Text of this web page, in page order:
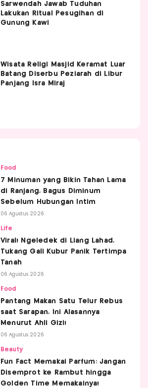
Sarwendah Jawab Tuduhan
Lakukan Ritual Pesugihan di
Gunung Kawi
Wisata Religi Masjid Keramat Luar
Batang Diserbu Peziarah di Libur
Panjang Isra Miraj
Food
7 Minuman yang Bikin Tahan Lama
di Ranjang, Bagus Diminum
Sebelum Hubungan Intim
06 Agustus 2026
Life
Viral! Ngeledek di Liang Lahad,
Tukang Gali Kubur Panik Tertimpa
Tanah
06 Agustus 2026
Food
Pantang Makan Satu Telur Rebus
saat Sarapan, Ini Alasannya
Menurut Ahli Gizi!
06 Agustus 2026
Beauty
Fun Fact Memakai Parfum: Jangan
Disemprot ke Rambut hingga
Golden Time Memakainya!